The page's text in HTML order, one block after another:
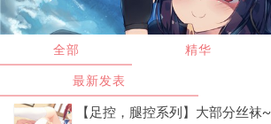
全部 精华
最新发表
【足控，腿控系列】大部分丝袜